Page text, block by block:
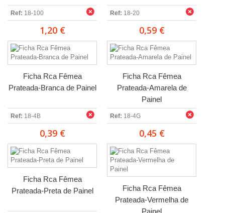
Ref: 18-100
1,20 €
Ref: 18-20
0,59 €
Ficha Rca Fêmea
Prateada-Branca de Painel
Ref: 18-4B
0,39 €
Ficha Rca Fêmea
Prateada-Amarela de
Painel
Ref: 18-4G
0,45 €
Ficha Rca Fêmea
Prateada-Preta de Painel
Ficha Rca Fêmea
Prateada-Vermelha de
Painel